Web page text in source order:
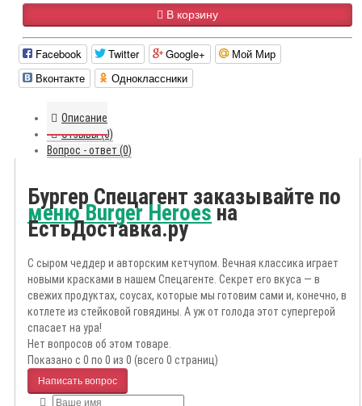
В корзину
Facebook Twitter Google+
Мой Мир
Вконтакте
Одноклассники
Описание
Отзывы (0)
Вопрос - ответ (0)
Бургер Спецагент заказывайте по
меню Burger Heroesна
ЕстьДоставка.ру
С сыром чеддер и авторским кетчупом. Вечная классика играет
новыми красками в нашем Спецагенте. Секрет его вкуса — в
свежих продуктах, соусах, которые мы готовим сами и, конечно, в
котлете из стейковой говядины. А уж от голода этот супергерой
спасает на ура!
Нет вопросов об этом товаре.
Показано с 0 по 0 из 0 (всего 0 страниц)
Написать вопрос